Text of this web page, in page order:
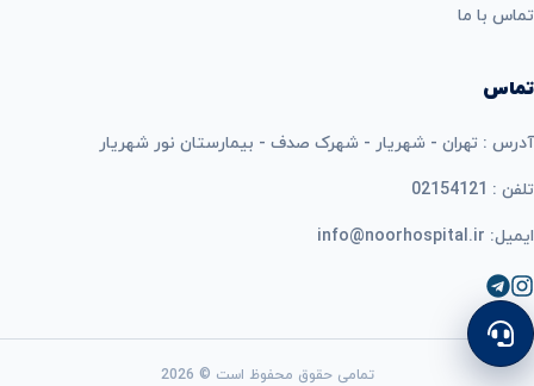
تماس با ما
تماس
آدرس : تهران - شهریار - شهرک صدف - بیمارستان نور شهریار
تلفن : 02154121
ایمیل: info@noorhospital.ir
تمامی حقوق محفوظ است © 2026